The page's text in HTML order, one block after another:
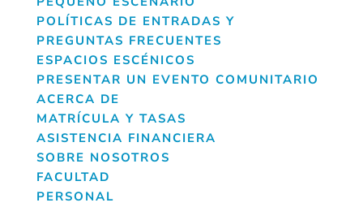
POLÍTICAS DE ENTRADAS Y
PREGUNTAS FRECUENTES
ESPACIOS ESCÉNICOS
PRESENTAR UN EVENTO COMUNITARIO
ACERCA DE
MATRÍCULA Y TASAS
ASISTENCIA FINANCIERA
SOBRE NOSOTROS
FACULTAD
PERSONAL